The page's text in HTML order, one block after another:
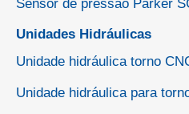
Sensor de pressão Parker
Unidades Hidráulicas
Unidade hidráulica torno
Unidade hidráulica para